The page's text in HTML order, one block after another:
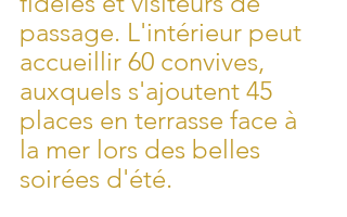
passage. L'intérieur peut
accueillir 60 convives,
auxquels s'ajoutent 45
places en terrasse face à
la mer lors des belles
soirées d'été.